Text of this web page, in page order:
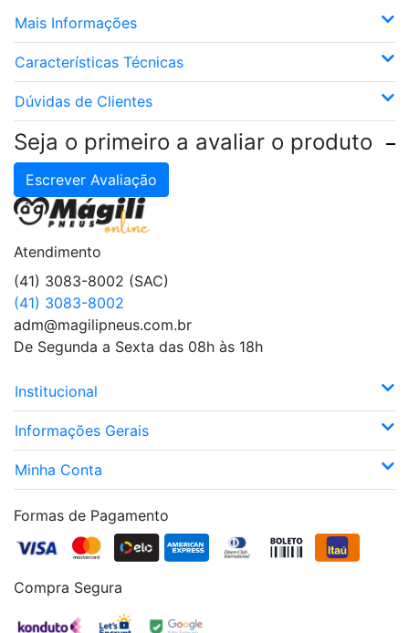
Mais Informações
Características Técnicas
Dúvidas de Clientes
Seja o primeiro a avaliar o produto
Escrever Avaliação
Atendimento
(41) 3083-8002 (SAC)
(41) 3083-8002
adm@magilipneus.com.br
De Segunda a Sexta das 08h às 18h
Institucional
Informações Gerais
Minha Conta
Formas de Pagamento
Compra Segura